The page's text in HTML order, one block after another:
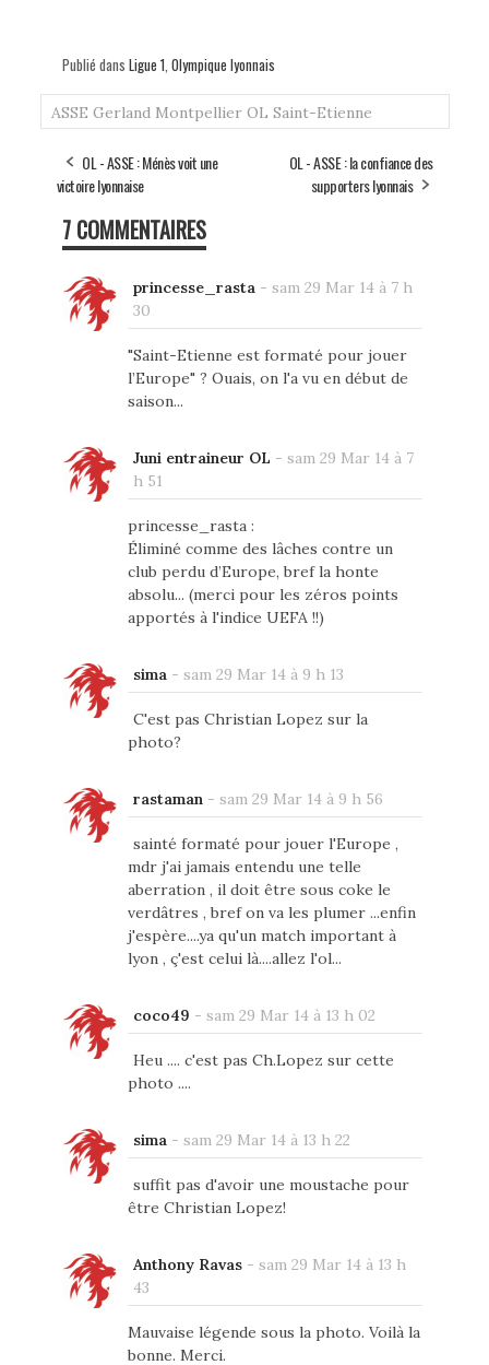
Publié dans Ligue 1 Olympique lyonnais
ASSE Gerland Montpellier OL Saint-Etienne
OL - ASSE : Ménès voit une
victoire lyonnaise
OL - ASSE : la confiance des
supporters lyonnais
7 COMMENTAIRES
princesse_rasta- sam 29 Mar 14 à 7 h
30
"Saint-Etienne est formaté pour jouer
l’Europe" ? Ouais, on l'a vu en début de
saison...
Juni entraineur OL - sam 29 Mar 14 à 7
h 51
princesse_rasta :
Éliminé comme des lâches contre un
club perdu d’Europe, bref la honte
absolu... (merci pour les zéros points
apportés à l'indice UEFA !!)
sima- sam 29 Mar 14 à 9 h 13
C'est pas Christian Lopez sur la
photo?
rastaman- sam 29 Mar 14 à 9 h 56
sainté formaté pour jouer l'Europe ,
mdr j'ai jamais entendu une telle
aberration , il doit être sous coke le
verdâtres , bref on va les plumer ...enfin
j'espère....ya qu'un match important à
lyon , ç'est celui là....allez l'ol...
coco49 - sam 29 Mar 14 à 13 h 02
Heu .... c'est pas Ch.Lopez sur cette
photo ....
sima- sam 29 Mar 14 à 13 h 22
suffit pas d'avoir une moustache pour
être Christian Lopez!
Anthony Ravas- sam 29 Mar 14 à 13 h
43
Mauvaise légende sous la photo. Voilà la
bonne. Merci.